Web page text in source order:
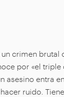
crimen brutal
por «el
asesino entra
ruido.